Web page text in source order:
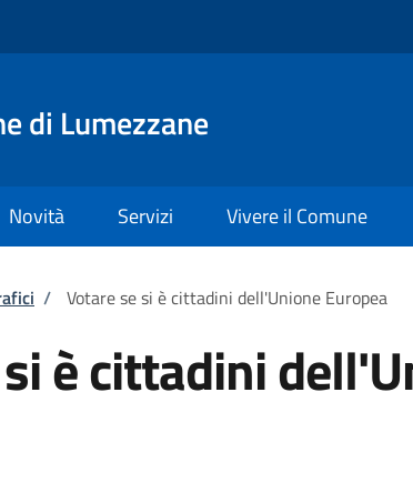
di Lumezzane
Novità Servizi Vivere il Comune
/ Votare se si è cittadini dell'Unione Europea
è cittadini